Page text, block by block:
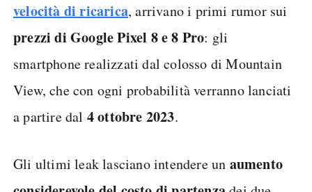
velocità di ricarica, arrivano i primi rumor sui
prezzi di Google Pixel 8 e 8 Pro: gli
smartphone realizzati dal colosso di Mountain
View, che con ogni probabilità verranno lanciati
a partire dal 4 ottobre 2023.
Gli ultimi leak lasciano intendere un aumento